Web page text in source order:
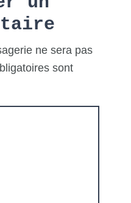
ne sera pas
sont